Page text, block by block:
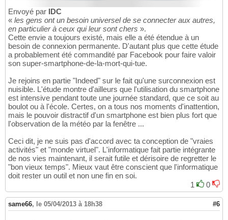
Envoyé par IDC
« les gens ont un besoin universel de se connecter aux autres,
en particulier à ceux qui leur sont chers ».
Cette envie a toujours existé, mais elle a été étendue à un
besoin de connexion permanente. D'autant plus que cette étude
a probablement été commandité par Facebook pour faire valoir
son super-smartphone-de-la-mort-qui-tue.
Je rejoins en partie "Indeed" sur le fait qu'une surconnexion est
nuisible. L'étude montre d'ailleurs que l'utilisation du smartphone
est intensive pendant toute une journée standard, que ce soit au
boulot ou à l'école. Certes, on a tous nos moments d'inattention,
mais le pouvoir distractif d'un smartphone est bien plus fort que
l'observation de la météo par la fenêtre ...
Ceci dit, je ne suis pas d'accord avec ta conception de "vraies
activités" et "monde virtuel". L'informatique fait partie intégrante
de nos vies maintenant, il serait futile et dérisoire de regretter le
"bon vieux temps". Mieux vaut être conscient que l'informatique
doit rester un outil et non une fin en soi.
1
0
same66, le 05/04/2013 à 18h38 #6